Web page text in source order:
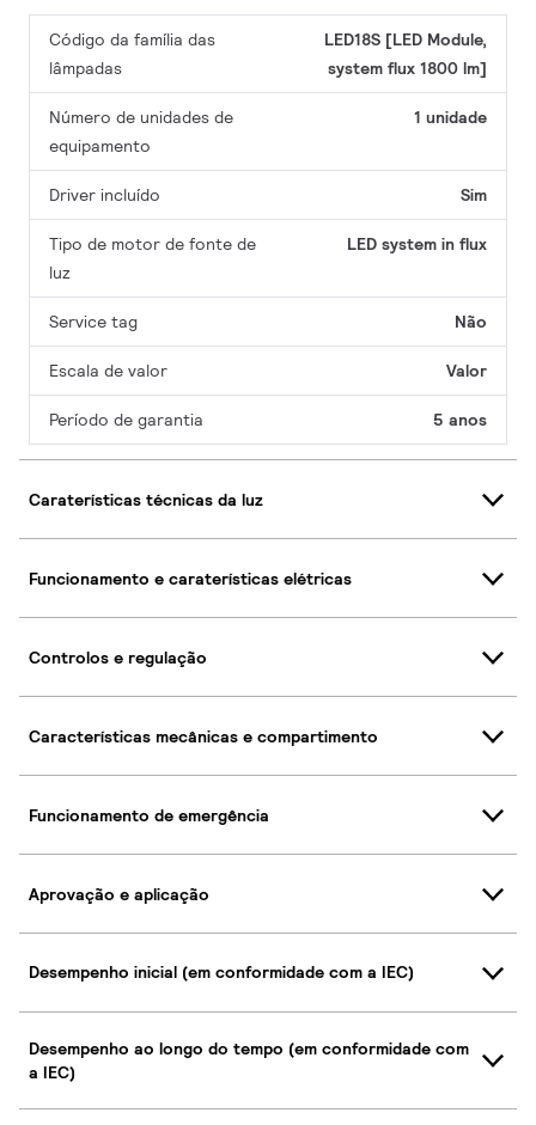
Código da família das
lâmpadas
LED18S [LED Module,
system flux 1800 lm]
Número de unidades de
equipamento
1 unidade
Driver incluído Sim
Tipo de motor de fonte de
luz
LED system in flux
Service tag Não
Escala de valor Valor
Período de garantia 5 anos
Caraterísticas técnicas da luz
Funcionamento e caraterísticas elétricas
Controlos e regulação
Características mecânicas e compartimento
Funcionamento de emergência
Aprovação e aplicação
Desempenho inicial (em conformidade com a IEC)
Desempenho ao longo do tempo (em conformidade com
a IEC)